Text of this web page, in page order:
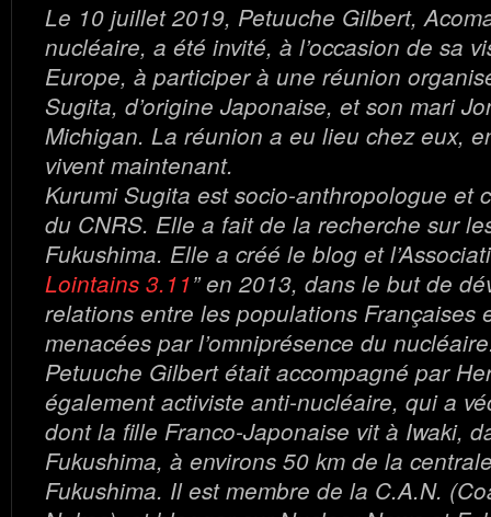
Le 10 juillet 2019, Petuuche Gilbert,
nucléaire, a été invité, à l’occasion de sa
Europe, à participer à une réunion
Sugita, d’origine Japonaise, et son mari
Michigan. La réunion a eu lieu chez eux,
vivent maintenant.
Kurumi Sugita est socio-anthropologue et
du CNRS. Elle a fait de la recherche sur
Fukushima. Elle a créé le blog et
Lointains 3.11” en 2013, dans le but de
relations entre les populations Françaises
menacées par l’omniprésence du
Petuuche Gilbert était accompagné par
également activiste anti-nucléaire, qui a
dont la fille Franco-Japonaise vit à Iwaki,
Fukushima, à environs 50 km de la
Fukushima. Il est membre de la C.A.N.